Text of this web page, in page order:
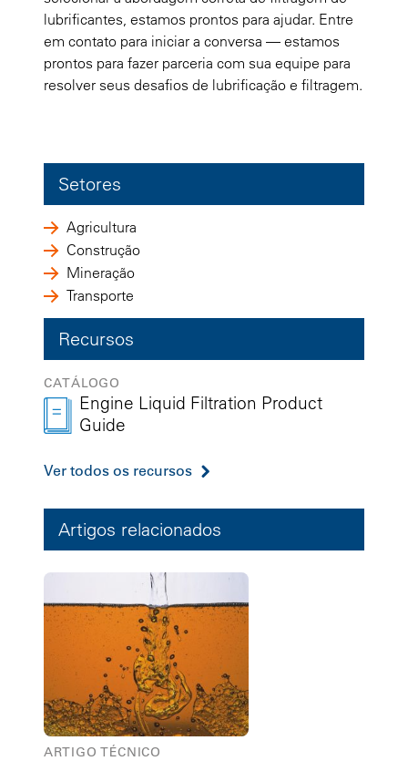
lubrificantes, estamos prontos para ajudar. Entre
em contato para iniciar a conversa — estamos
prontos para fazer parceria com sua equipe para
resolver seus desafios de lubrificação e filtragem.
Setores
Agricultura
Construção
Mineração
Transporte
Recursos
CATÁLOGO
Engine Liquid Filtration Product
Guide
Ver todos os recursos
Artigos relacionados
ARTIGO TÉCNICO